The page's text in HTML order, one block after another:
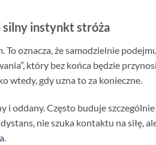
silny instynkt stróża
oznacza, że samodzielnie
który bez końca będzie
wtedy, gdy uzna to za konieczne.
oddany. Często buduje
nie szuka kontaktu na siłę,